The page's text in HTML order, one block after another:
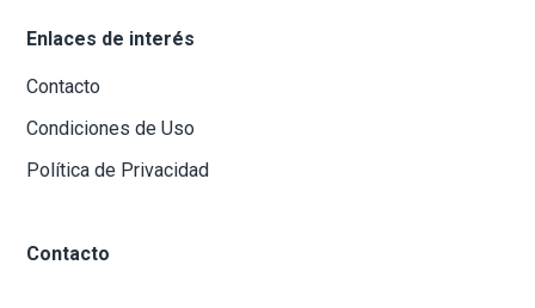
Enlaces de interés
Contacto
Condiciones de Uso
Política de Privacidad
Contacto